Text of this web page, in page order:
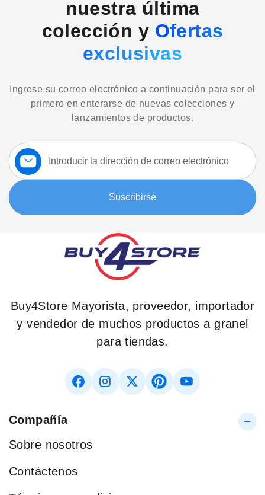
nuestra última
colección y Ofertas
exclusivas
Ingrese su correo electrónico a continuación para ser el
primero en enterarse de nuevas colecciones y
lanzamientos de productos.
Suscríbase
a
nuestro
boletín:
Suscribirse
Buy4Store Mayorista, proveedor, importador
y vendedor de muchos productos a granel
para tiendas.
Compañía
Sobre nosotros
Contáctenos